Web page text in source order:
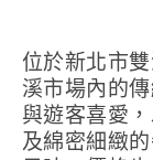
位於新北市雙溪區的雙溪蔡冰，是一家隱身於雙
溪市場內的
與遊客喜愛
及綿密細緻